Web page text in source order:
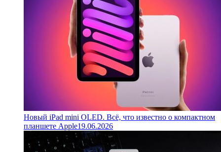
Новый iPad mini OLED. Всё, что известно о компактном
планшете Apple19.06.2026